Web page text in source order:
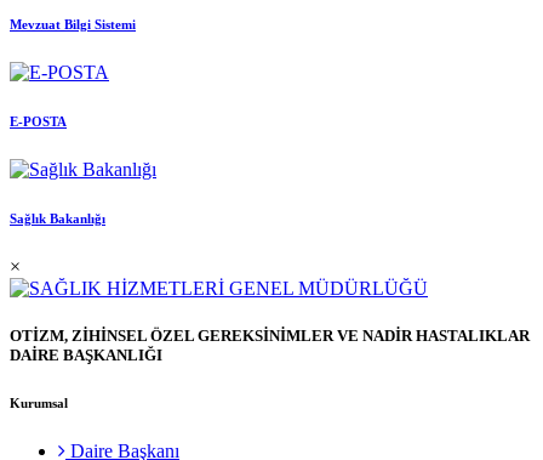
Mevzuat Bilgi Sistemi
E-POSTA
Sağlık Bakanlığı
×
OTİZM, ZİHİNSEL ÖZEL GEREKSİNİMLER VE NADİR HASTALIKLAR
DAİRE BAŞKANLIĞI
Kurumsal
Daire Başkanı